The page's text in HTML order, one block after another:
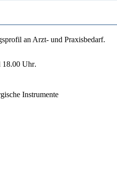
an Arzt- und Praxisbedarf.
18.00 Uhr.
Instrumente